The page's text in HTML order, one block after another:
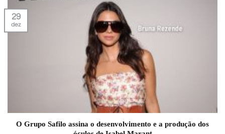
O Grupo Safilo assina o desenvolvimento e a produção dos
29
dez